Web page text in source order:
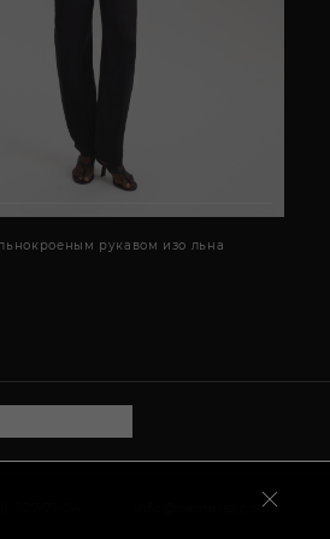
рукавом изо льна
info@namelazz.com